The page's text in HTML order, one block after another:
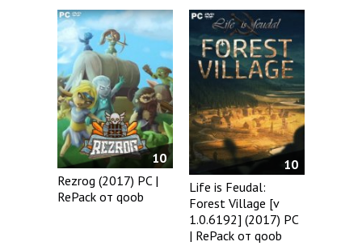
10
Rezrog (2017) PC |
RePack от qoob
10
Life is Feudal:
Forest Village [v
1.0.6192] (2017) PC
| RePack от qoob